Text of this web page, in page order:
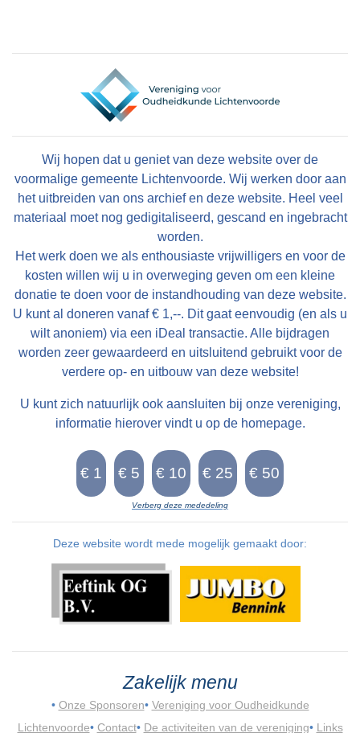
Wij hopen dat u geniet van deze website over de
voormalige gemeente Lichtenvoorde. Wij werken door aan
het uitbreiden van ons archief en deze website. Heel veel
materiaal moet nog gedigitaliseerd, gescand en ingebracht
worden.
Het werk doen we als enthousiaste vrijwilligers en voor de
kosten willen wij u in overweging geven om een kleine
donatie te doen voor de instandhouding van deze website.
U kunt al doneren vanaf € 1,--. Dit gaat eenvoudig (en als u
wilt anoniem) via een iDeal transactie. Alle bijdragen
worden zeer gewaardeerd en uitsluitend gebruikt voor de
verdere op- en uitbouw van deze website!
U kunt zich natuurlijk ook aansluiten bij onze vereniging,
informatie hierover vindt u op de homepage.
Verberg deze mededeling
Deze website wordt mede mogelijk gemaakt door:
Zakelijk menu
• Onze Sponsoren• Vereniging voor Oudheidkunde
Lichtenvoorde• Contact• De activiteiten van de vereniging• Links